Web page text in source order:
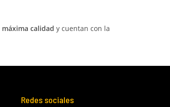
máxima calidad y cuentan con la
Redes sociales